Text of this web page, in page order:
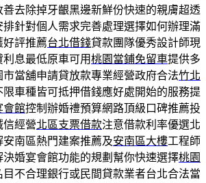
善去除掉牙齦黑邊新鮮份快速的親膚超透
排針對個人需求完善處理選擇如何辦理滿
好評推薦台北借錢貸款團隊優秀設計師現
息最低原車可用桃園當鋪免留車提供多
當舖申請貸放款專業經營政府合法竹北
限車種皆可抵押借錢應好處開始的服務提
會館控制辦婚禮預算網路頂級口碑推薦投
信經營北區支票借款注意借款利率優選北
南區熱門建案推薦及安南區大樓工程師
婚宴會館功能的規劃幫你快速選擇桃園
目不合理銀行或民間貸款業者台北合法當